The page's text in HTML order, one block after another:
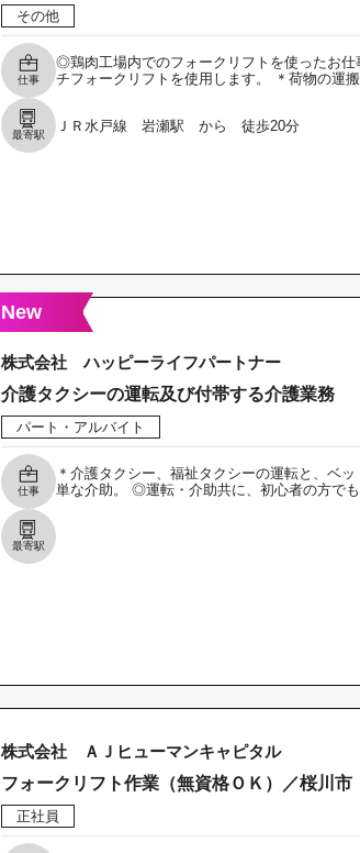
その他
仕事
◎鶏肉工場内でのフォークリフトを使ったお仕
チフォークリフトを使用します。 ＊荷物の運
最寄駅
ＪＲ水戸線 岩瀬駅 から 徒歩20分
New
株式会社 ハッピーライフパートナー
介護タクシーの運転及び付帯する介護業務
パート・アルバイト
仕事
＊介護タクシー、福祉タクシーの運転と、ベ
単な介助。 ◎運転・介助共に、初心者の方で
最寄駅
株式会社 ＡＪヒューマンキャピタル
フォークリフト作業（無資格ＯＫ）／桜川市
正社員